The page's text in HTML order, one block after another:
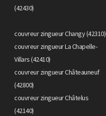
(42430)
couvreur zingueur Changy (42310)
couvreur zingueur La Chapelle-
Villars (42410)
couvreur zingueur Châteauneuf
(42800)
couvreur zingueur Châtelus
(42140)